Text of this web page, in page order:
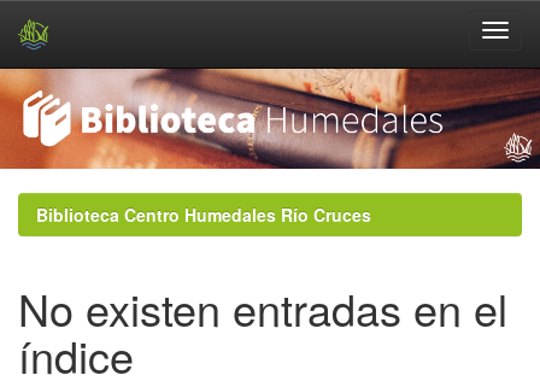
navigationBiblioteca Centro Humedales Río Cruces
No existen entradas en el
índice